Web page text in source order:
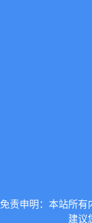
免责申明：本站所有
建议